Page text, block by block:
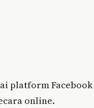
platform
online.